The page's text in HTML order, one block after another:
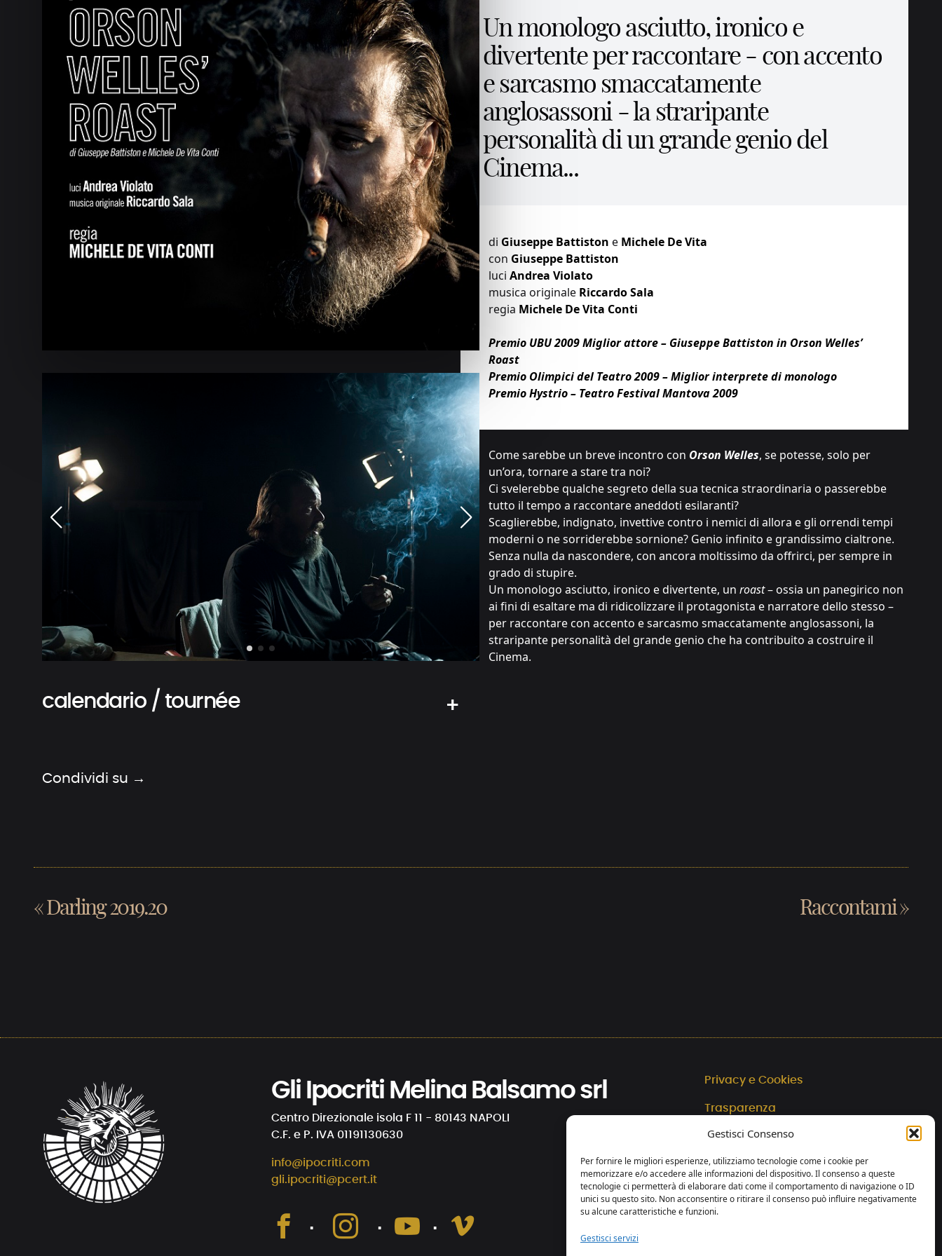
Gestisci Consenso
Per fornire le migliori esperienze, utilizziamo tecnologie come i cookie per
memorizzare e/o accedere alle informazioni del dispositivo. Il consenso a queste
tecnologie ci permetterà di elaborare dati come il comportamento di navigazione o ID
unici su questo sito. Non acconsentire o ritirare il consenso può influire negativamente
su alcune caratteristiche e funzioni.
Gestisci servizi
calendario / tournée
Condividi su →
Un monologo asciutto, ironico e
divertente per raccontare - con accento
e sarcasmo smaccatamente
anglosassoni - la straripante
personalità di un grande genio del
Cinema...
di Giuseppe Battiston e Michele De Vita
con Giuseppe Battiston
luci Andrea Violato
musica originale Riccardo Sala
regia Michele De Vita Conti
Premio UBU 2009 Miglior attore – Giuseppe Battiston in Orson Welles’
Roast
Premio Olimpici del Teatro 2009 – Miglior interprete di monologo
Premio Hystrio – Teatro Festival Mantova 2009
Come sarebbe un breve incontro con Orson Welles, se potesse, solo per
un’ora, tornare a stare tra noi?
Ci svelerebbe qualche segreto della sua tecnica straordinaria o passerebbe
tutto il tempo a raccontare aneddoti esilaranti?
Scaglierebbe, indignato, invettive contro i nemici di allora e gli orrendi tempi
moderni o ne sorriderebbe sornione? Genio infinito e grandissimo cialtrone.
Senza nulla da nascondere, con ancora moltissimo da offrirci, per sempre in
grado di stupire.
Un monologo asciutto, ironico e divertente, un roast– ossia un panegirico non
ai fini di esaltare ma di ridicolizzare il protagonista e narratore dello stesso –
per raccontare con accento e sarcasmo smaccatamente anglosassoni, la
straripante personalità del grande genio che ha contribuito a costruire il
Cinema.
«Darling 2019.20 Raccontami»
Gli Ipocriti Melina Balsamo srl
Centro Direzionale isola F 11 - 80143 NAPOLI
C.F. e P. IVA 01191130630
info@ipocriti.com
gli.ipocriti@pcert.it
⋅ ⋅ ⋅
Privacy e Cookies
Trasparenza
web by essedicom